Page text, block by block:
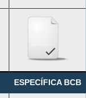
ESPECÍFICA BCB